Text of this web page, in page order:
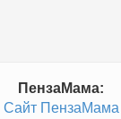
ПензаМама:
Сайт ПензаМама